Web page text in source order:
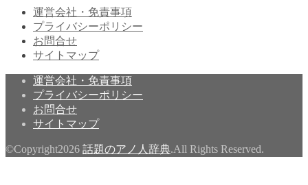
運営会社・免責事項
プライバシーポリシー
お問合せ
サイトマップ
運営会社・免責事項
プライバシーポリシー
お問合せ
サイトマップ
©Copyright2026 話題のアノ人辞典.All Rights Reserved.